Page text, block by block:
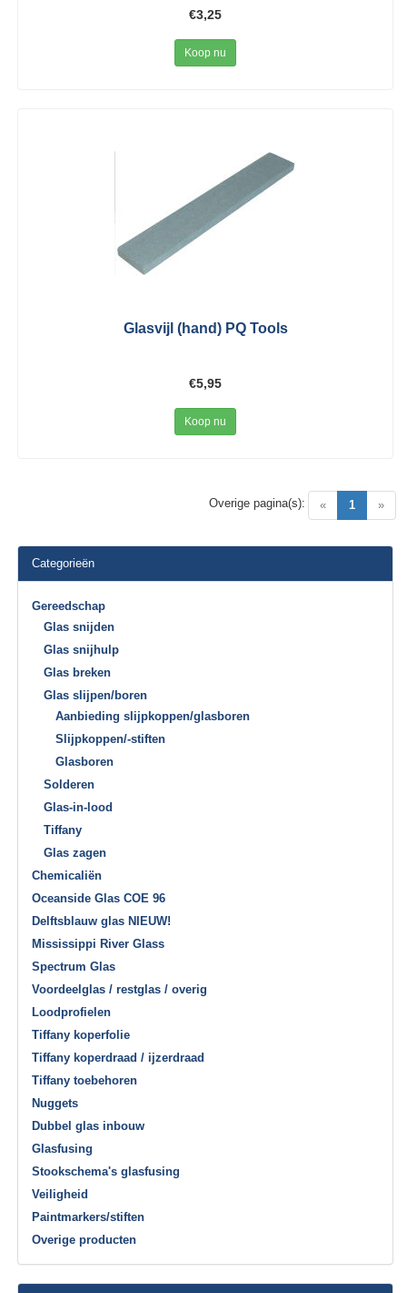
€3,25
Koop nu
Glasvijl (hand) PQ Tools
€5,95
Koop nu
« 1(current)
»
Overige pagina(s):
Categorieën
Gereedschap
Glas snijden
Glas snijhulp
Glas breken
Glas slijpen/boren
Aanbieding slijpkoppen/glasboren
Slijpkoppen/-stiften
Glasboren
Solderen
Glas-in-lood
Tiffany
Glas zagen
Chemicaliën
Oceanside Glas COE 96
Delftsblauw glas NIEUW!
Mississippi River Glass
Spectrum Glas
Voordeelglas / restglas / overig
Loodprofielen
Tiffany koperfolie
Tiffany koperdraad / ijzerdraad
Tiffany toebehoren
Nuggets
Dubbel glas inbouw
Glasfusing
Stookschema's glasfusing
Veiligheid
Paintmarkers/stiften
Overige producten